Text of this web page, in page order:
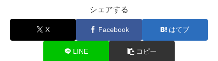
シェアする
X Facebook はてブ
LINE コピー